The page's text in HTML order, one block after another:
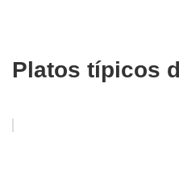
Platos típicos